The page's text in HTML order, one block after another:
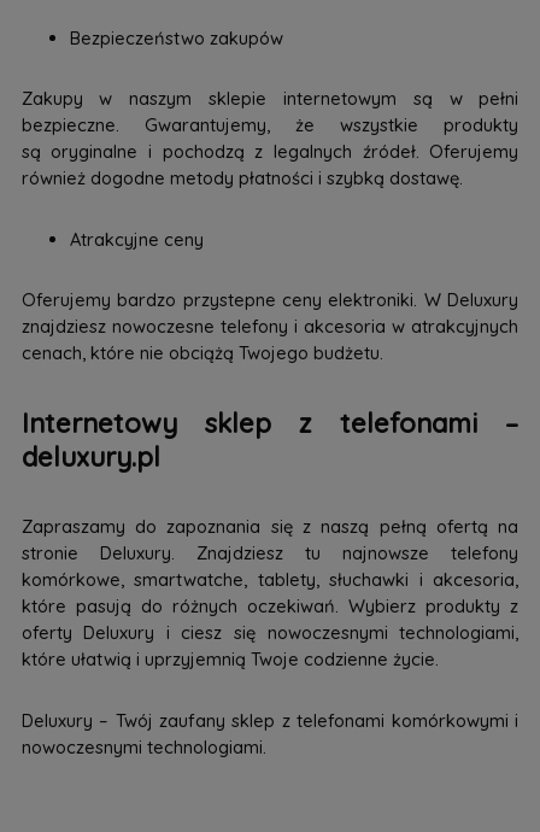
Bezpieczeństwo zakupów
Zakupy w naszym sklepie internetowym są w pełni
bezpieczne. Gwarantujemy, że wszystkie produkty
są oryginalne i pochodzą z legalnych źródeł. Oferujemy
również dogodne metody płatności i szybką dostawę.
Atrakcyjne ceny
Oferujemy bardzo przystepne ceny elektroniki. W Deluxury
znajdziesz nowoczesne telefony i akcesoria w atrakcyjnych
cenach, które nie obciążą Twojego budżetu.
Internetowy sklep z telefonami –
deluxury.pl
Zapraszamy do zapoznania się z naszą pełną ofertą na
stronie Deluxury. Znajdziesz tu najnowsze telefony
komórkowe, smartwatche, tablety, słuchawki i akcesoria,
które pasują do różnych oczekiwań. Wybierz produkty z
oferty Deluxury i ciesz się nowoczesnymi technologiami,
które ułatwią i uprzyjemnią Twoje codzienne życie.
Deluxury – Twój zaufany sklep z telefonami komórkowymi i
nowoczesnymi technologiami.